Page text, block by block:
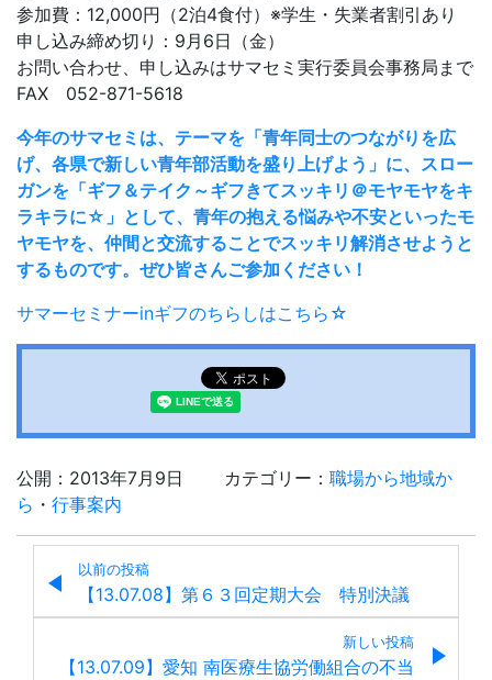
参加費：12,000円（2泊4食付）※学生・失業者割引あり
申し込み締め切り：9月6日（金）
お問い合わせ、申し込みはサマセミ実行委員会事務局まで
FAX 052-871-5618
今年のサマセミは、テーマを「青年同士のつながりを広
げ、各県で新しい青年部活動を盛り上げよう」に、スロー
ガンを「ギフ＆テイク～ギフきてスッキリ＠モヤモヤをキ
ラキラに☆」として、青年の抱える悩みや不安といったモ
ヤモヤを、仲間と交流することでスッキリ解消させようと
するものです。ぜひ皆さんご参加ください！
サマーセミナーinギフのちらしはこちら☆
公開：2013年7月9日 カテゴリー： 職場から地域か
ら ・ 行事案内
以前の投稿
【13.07.08】第６３回定期大会 特別決議
新しい投稿
【13.07.09】愛知 南医療生協労働組合の不当